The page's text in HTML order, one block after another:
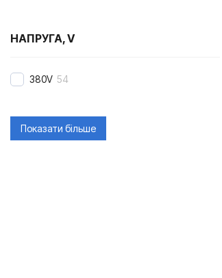
НАПРУГА, V
380V 54
Показати більше